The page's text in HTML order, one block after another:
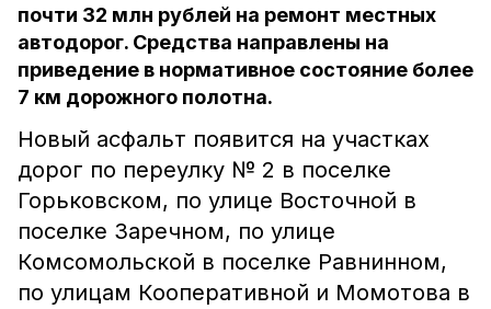
почти 32 млн рублей на ремонт местных
автодорог. Средства направлены на
приведение в нормативное состояние более
7 км дорожного полотна.
Новый асфальт появится на участках
дорог по переулку № 2 в поселке
Горьковском, по улице Восточной в
поселке Заречном, по улице
Комсомольской в поселке Равнинном,
по улицам Кооперативной и Момотова в